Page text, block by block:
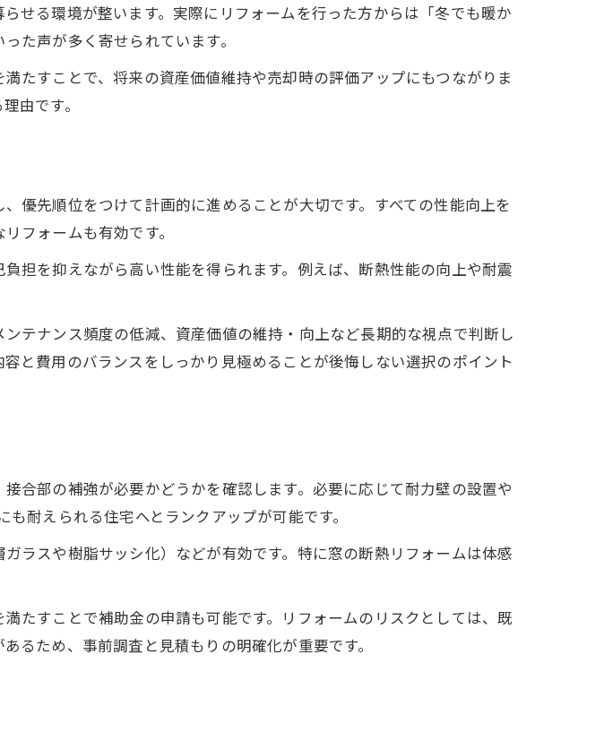
基礎補強の重要性
するリフォーム術
能向上リフォーム
健康性もアップ
用の内訳と相場感
リフォーム計画
ムの条件と進め方
かすポイント
せる環境が整います。実際にリフォームを行った方からは「冬でも暖か
た声が多く寄せられています。
たすことで、将来の資産価値維持や売却時の評価アップにもつながりま
由です。
優先順位をつけて計画的に進めることが大切です。すべての性能向上を
フォームも有効です。
担を抑えながら高い性能を得られます。例えば、断熱性能の向上や耐震
テナンス頻度の低減、資産価値の維持・向上など長期的な視点で判断し
と費用のバランスをしっかり見極めることが後悔しない選択のポイント
合部の補強が必要かどうかを確認します。必要に応じて耐力壁の設置や
耐えられる住宅へとランクアップが可能です。
ラスや樹脂サッシ化）などが有効です。特に窓の断熱リフォームは体感
たすことで補助金の申請も可能です。リフォームのリスクとしては、既
るため、事前調査と見積もりの明確化が重要です。